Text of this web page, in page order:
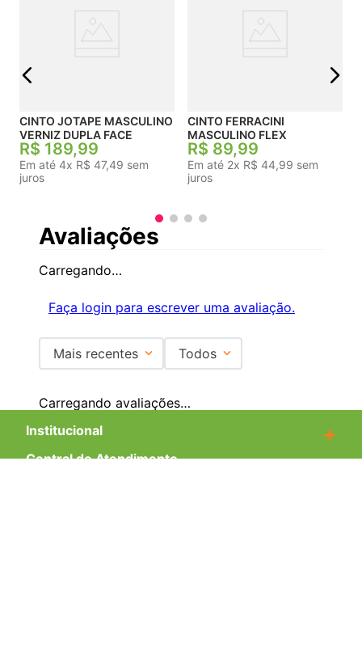
CINTO JOTAPE MASCULINO
VERNIZ DUPLA FACE
R$ 189,99
Em até 4x R$ 47,49 sem
juros
CINTO FERRACINI
MASCULINO FLEX
R$ 89,99
Em até 2x R$ 44,99 sem
juros
Avaliações
Carregando…
Faça login para escrever uma avaliação.
Mais recentes Todos
Carregando avaliações…
Institucional
+
Central de Atendimento +